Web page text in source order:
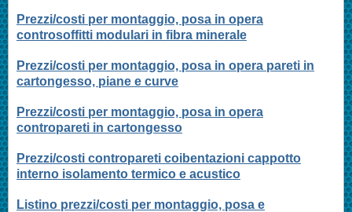
Prezzi/costi per montaggio, posa in opera
controsoffitti modulari in fibra minerale
Prezzi/costi per montaggio, posa in opera pareti in
cartongesso, piane e curve
Prezzi/costi per montaggio, posa in opera
contropareti in cartongesso
Prezzi/costi contropareti coibentazioni cappotto
interno isolamento termico e acustico
Listino prezzi/costi per montaggio, posa e